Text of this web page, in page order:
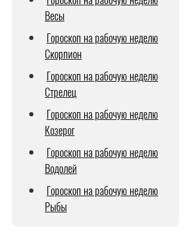
Весы
Гороскоп на рабочую неделю
Скорпион
Гороскоп на рабочую неделю
Стрелец
Гороскоп на рабочую неделю
Козерог
Гороскоп на рабочую неделю
Водолей
Гороскоп на рабочую неделю
Рыбы